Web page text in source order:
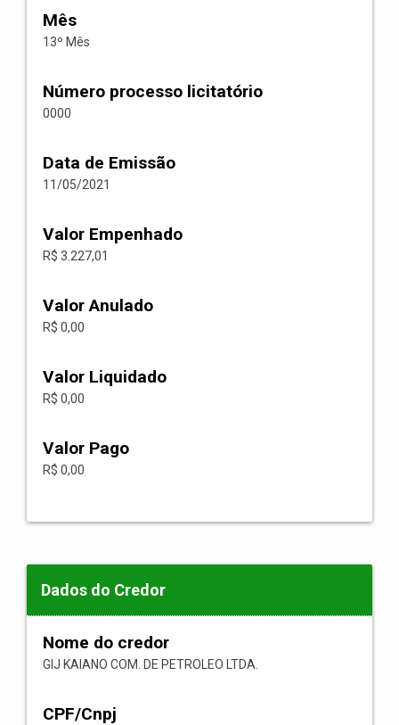
Mês
13º Mês
Número processo licitatório
0000
Data de Emissão
11/05/2021
Valor Empenhado
R$ 3.227,01
Valor Anulado
R$ 0,00
Valor Liquidado
R$ 0,00
Valor Pago
R$ 0,00
Dados do Credor
Nome do credor
GIJ KAIANO COM. DE PETROLEO LTDA.
CPF/Cnpj